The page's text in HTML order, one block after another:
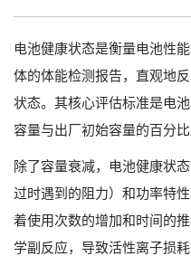
电池健康状态是衡量电池性
体的体能检测报告，直观地
状态。其核心评估标准是电
容量与出厂初始容量的百分比
除了容量衰减，电池健康状
过时遇到的阻力）和功率特
着使用次数的增加和时间的
学副反应，导致活性离子损